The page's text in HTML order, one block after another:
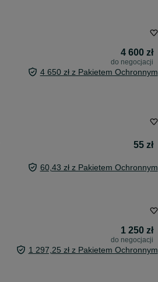
4 600 zł
do negocjacji
4 650 zł z Pakietem Ochronnym
55 zł
60,43 zł z Pakietem Ochronnym
1 250 zł
do negocjacji
1 297,25 zł z Pakietem Ochronnym